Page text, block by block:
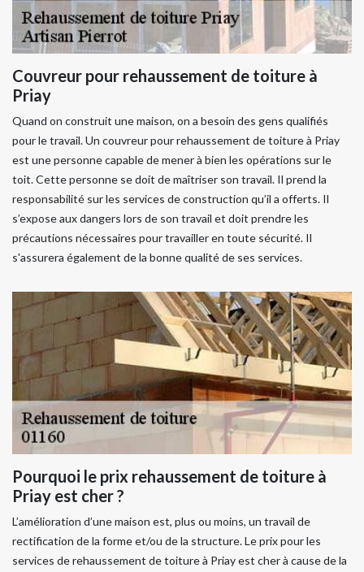
Couvreur pour rehaussement de toiture à
Priay
Quand on construit une maison, on a besoin des gens qualifiés
pour le travail. Un couvreur pour rehaussement de toiture à Priay
est une personne capable de mener à bien les opérations sur le
toit. Cette personne se doit de maîtriser son travail. Il prend la
responsabilité sur les services de construction qu’il a offerts. Il
s’expose aux dangers lors de son travail et doit prendre les
précautions nécessaires pour travailler en toute sécurité. Il
s'assurera également de la bonne qualité de ses services.
Pourquoi le prix rehaussement de toiture à
Priay est cher ?
L’amélioration d’une maison est, plus ou moins, un travail de
rectification de la forme et/ou de la structure. Le prix pour les
services de rehaussement de toiture à Priay est cher à cause de la